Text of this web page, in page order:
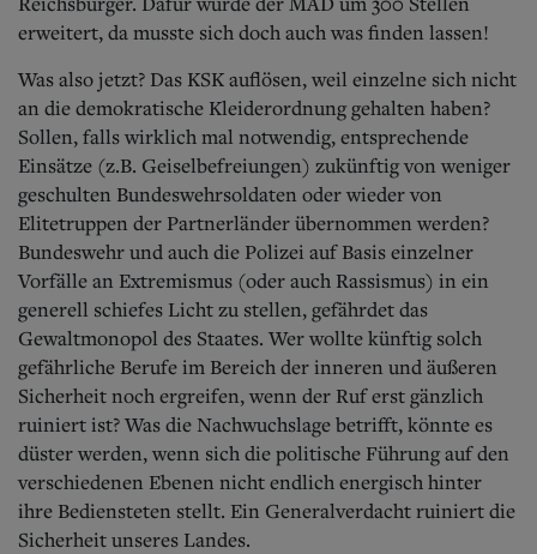
erweitert, da musste sich doch auch was finden lassen!
Was also jetzt? Das KSK auflösen, weil einzelne sich nicht
an die demokratische Kleiderordnung gehalten haben?
Sollen, falls wirklich mal notwendig, entsprechende
Einsätze (z.B. Geiselbefreiungen) zukünftig von weniger
geschulten Bundeswehrsoldaten oder wieder von
Elitetruppen der Partnerländer übernommen werden?
Bundeswehr und auch die Polizei auf Basis einzelner
Vorfälle an Extremismus (oder auch Rassismus) in ein
generell schiefes Licht zu stellen, gefährdet das
Gewaltmonopol des Staates. Wer wollte künftig solch
gefährliche Berufe im Bereich der inneren und äußeren
Sicherheit noch ergreifen, wenn der Ruf erst gänzlich
ruiniert ist? Was die Nachwuchslage betrifft, könnte es
düster werden, wenn sich die politische Führung auf den
verschiedenen Ebenen nicht endlich energisch hinter
ihre Bediensteten stellt. Ein Generalverdacht ruiniert die
Sicherheit unseres Landes.